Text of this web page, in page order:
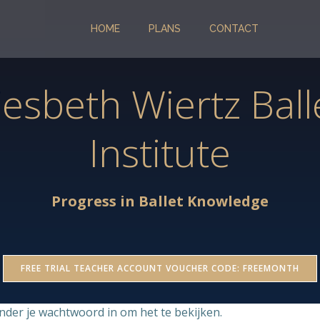
HOME PLANS CONTACT
Wiertz
Institute
Progress in Ballet Knowledge
FREE TRIAL TEACHER ACCOUNT VOUCHER CODE: FREEMONTH
je wachtwoord in om het te bekijken.